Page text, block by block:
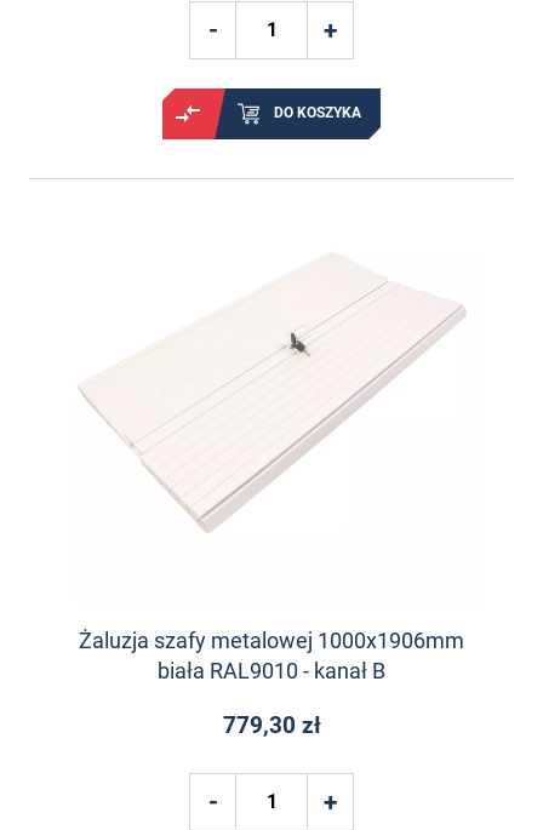
DO KOSZYKA
Żaluzja szafy metalowej 1000x1906mm
biała RAL9010 - kanał B
779,30 zł